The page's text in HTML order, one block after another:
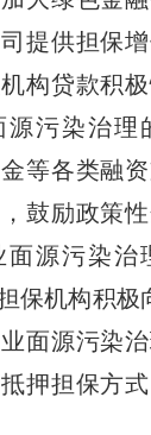
提供担保
构贷款积
源污染治理
等各类融
鼓励政策
面源污染治
保机构积极
面源污染
押担保方